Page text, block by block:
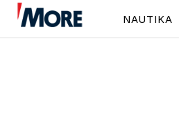
NAUTIKA